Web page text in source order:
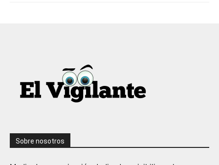
Sobre nosotros